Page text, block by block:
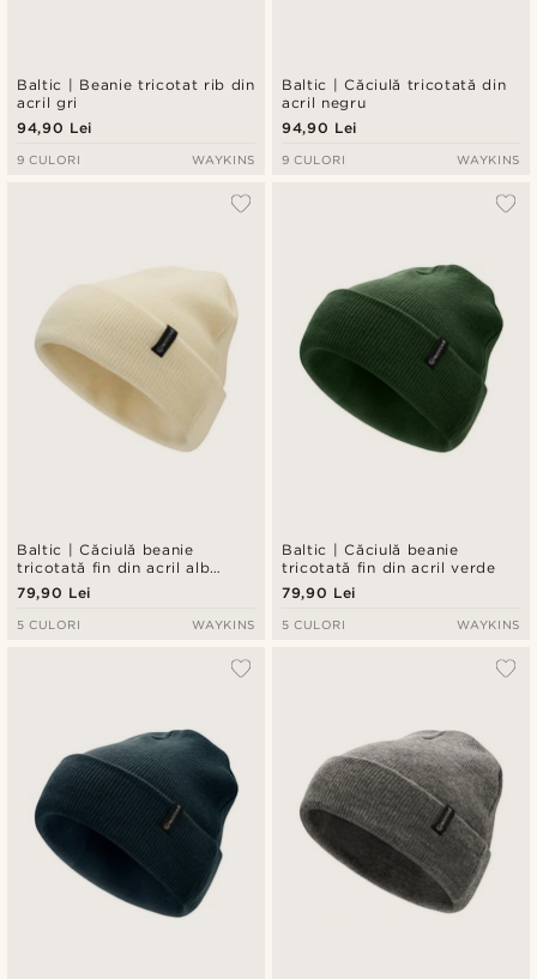
Baltic | Beanie tricotat rib din
acril gri
94,90 Lei
9 CULORI WAYKINS
Baltic | Căciulă tricotată din
acril negru
94,90 Lei
9 CULORI WAYKINS
Baltic | Căciulă beanie
tricotată fin din acril alb
închis
79,90 Lei
5 CULORI WAYKINS
Baltic | Căciulă beanie
tricotată fin din acril verde
79,90 Lei
5 CULORI WAYKINS